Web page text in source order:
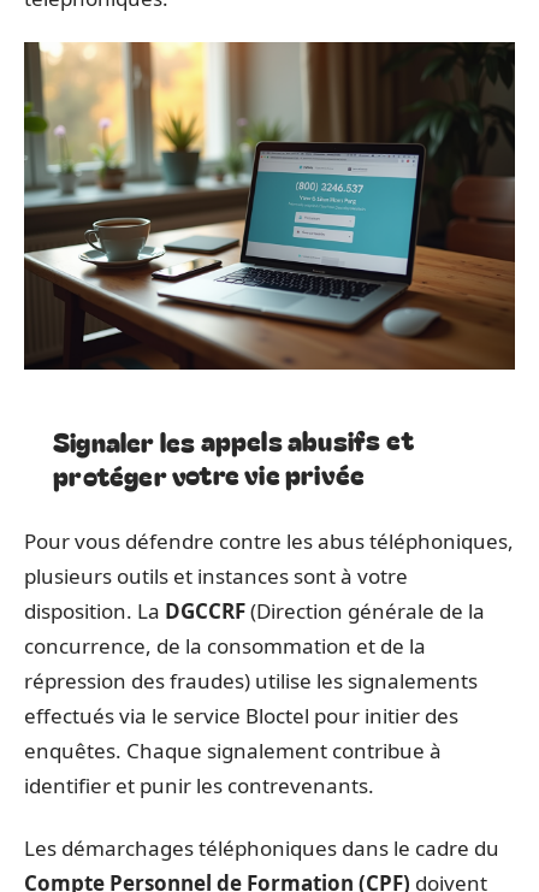
Signaler les appels abusifs et
protéger votre vie privée
Pour vous défendre contre les abus téléphoniques,
plusieurs outils et instances sont à votre
disposition. La DGCCRF(Direction générale de la
concurrence, de la consommation et de la
répression des fraudes) utilise les signalements
effectués via le service Bloctel pour initier des
enquêtes. Chaque signalement contribue à
identifier et punir les contrevenants.
Les démarchages téléphoniques dans le cadre du
Compte Personnel de Formation (CPF) doivent